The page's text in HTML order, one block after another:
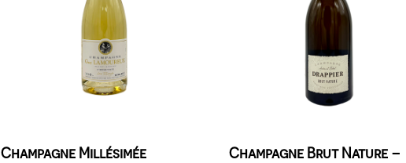
Champagne Millésimée
Champagne Brut Nature –